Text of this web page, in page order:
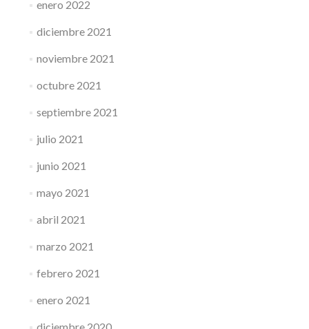
enero 2022
diciembre 2021
noviembre 2021
octubre 2021
septiembre 2021
julio 2021
junio 2021
mayo 2021
abril 2021
marzo 2021
febrero 2021
enero 2021